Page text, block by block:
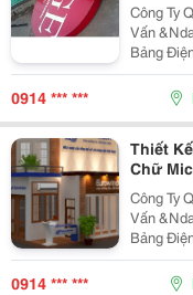
Công Ty
Vấn
Bảng Điện Tử ,
Kế
Tư Vấn
0914 *** ***
Thiết
Chữ
Công Ty
Vấn
Bảng Điện Tử ,
Kế
Tư Vấn
0914 *** ***